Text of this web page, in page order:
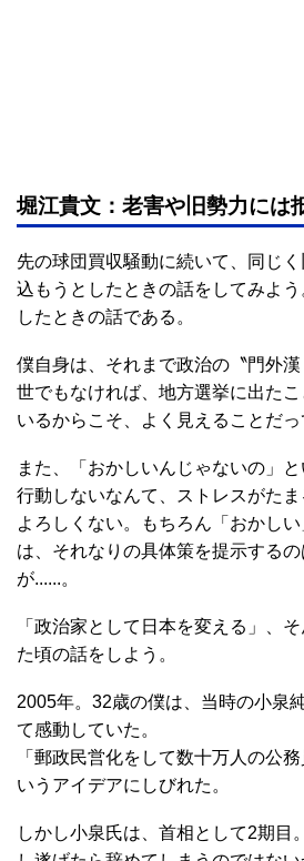
堀江貴文：老害や旧勢力には
先の球団買収騒動に続いて、同じ
込もうとしたときの話をしてみよ
したときの話である。
僕自身は、それまで政治の〝門外
世でもなければ、地方選挙に出た
いるからこそ、よく見えることだっ
また、「おかしいんじゃないの」
行動しないなんて、ストレスがた
よろしくない。もちろん「おかし
は、それなりの具体策を提示する
が......。
「政治家として日本を変える」、
た頃の話をしよう。
2005年。32歳の僕は、当時の小泉
て感動していた。
「郵政民営化をして数十万人の公
いうアイデアにしびれた。
しかし小泉氏は、首相として2期目